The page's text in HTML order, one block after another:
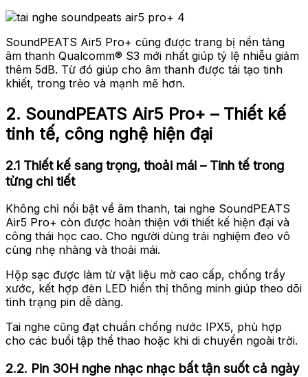
SoundPEATS Air5 Pro+ cũng được trang bị nền tảng
âm thanh Qualcomm® S3 mới nhất giúp tỷ lệ nhiễu giảm
thêm 5dB. Từ đó giúp cho âm thanh được tái tạo tinh
khiết, trong trẻo và mạnh mẽ hơn.
2. SoundPEATS Air5 Pro+ – Thiết kế
tinh tế, công nghệ hiện đại
2.1 Thiết kế sang trọng, thoải mái – Tinh tế trong
từng chi tiết
Không chỉ nổi bật về âm thanh, tai nghe SoundPEATS
Air5 Pro+ còn được hoàn thiện với thiết kế hiện đại và
công thái học cao. Cho người dùng trải nghiệm đeo vô
cùng nhẹ nhàng và thoải mái.
Hộp sạc được làm từ vật liệu mờ cao cấp, chống trầy
xước, kết hợp đèn LED hiển thị thông minh giúp theo dõi
tình trạng pin dễ dàng.
Tai nghe cũng đạt chuẩn chống nước IPX5, phù hợp
cho các buổi tập thể thao hoặc khi di chuyển ngoài trời.
2.2. Pin 30H nghe nhạc nhạc bất tận suốt cả ngày